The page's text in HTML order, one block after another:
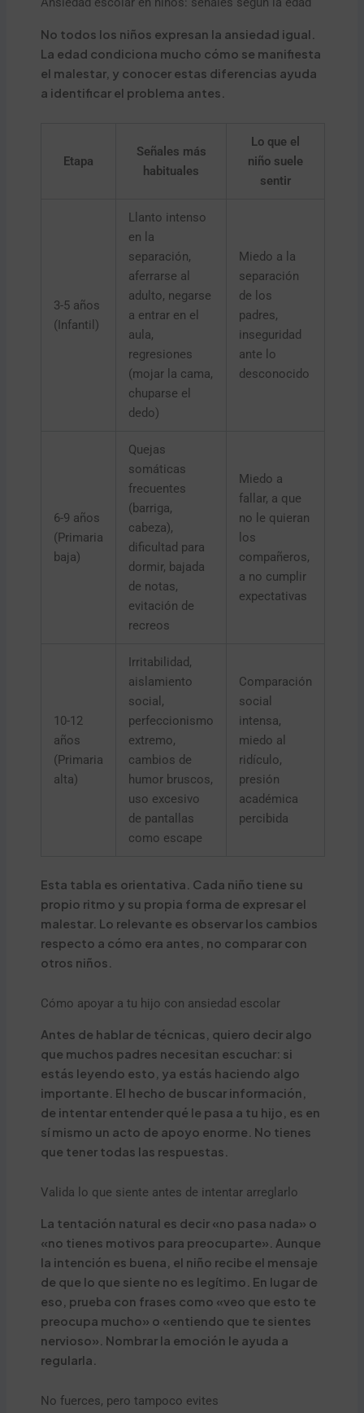
No todos los niños expresan la ansiedad igual.
La edad condiciona mucho cómo se manifiesta
el malestar, y conocer estas diferencias ayuda
a identificar el problema antes.
Etapa
Señales más
habituales
Lo que el
niño suele
sentir
3-5 años
(Infantil)
Llanto intenso
en la
separación,
aferrarse al
adulto, negarse
a entrar en el
aula,
regresiones
(mojar la cama,
chuparse el
dedo)
Miedo a la
separación
de los
padres,
inseguridad
ante lo
desconocido
6-9 años
(Primaria
baja)
Quejas
somáticas
frecuentes
(barriga,
cabeza),
dificultad para
dormir, bajada
de notas,
evitación de
recreos
Miedo a
fallar, a que
no le quieran
los
compañeros,
a no cumplir
expectativas
10-12
años
(Primaria
alta)
Irritabilidad,
aislamiento
social,
perfeccionismo
extremo,
cambios de
humor bruscos,
uso excesivo
de pantallas
como escape
Comparación
social
intensa,
miedo al
ridículo,
presión
académica
percibida
Esta tabla es orientativa. Cada niño tiene su
propio ritmo y su propia forma de expresar el
malestar. Lo relevante es observar los cambios
respecto a cómo era antes, no comparar con
otros niños.
Cómo apoyar a tu hijo con ansiedad escolar
Antes de hablar de técnicas, quiero decir algo
que muchos padres necesitan escuchar: si
estás leyendo esto, ya estás haciendo algo
importante. El hecho de buscar información,
de intentar entender qué le pasa a tu hijo, es en
sí mismo un acto de apoyo enorme. No tienes
que tener todas las respuestas.
Valida lo que siente antes de intentar arreglarlo
La tentación natural es decir «no pasa nada» o
«no tienes motivos para preocuparte». Aunque
la intención es buena, el niño recibe el mensaje
de que lo que siente no es legítimo. En lugar de
eso, prueba con frases como «veo que esto te
preocupa mucho» o «entiendo que te sientes
nervioso». Nombrar la emoción le ayuda a
regularla.
No fuerces, pero tampoco evites